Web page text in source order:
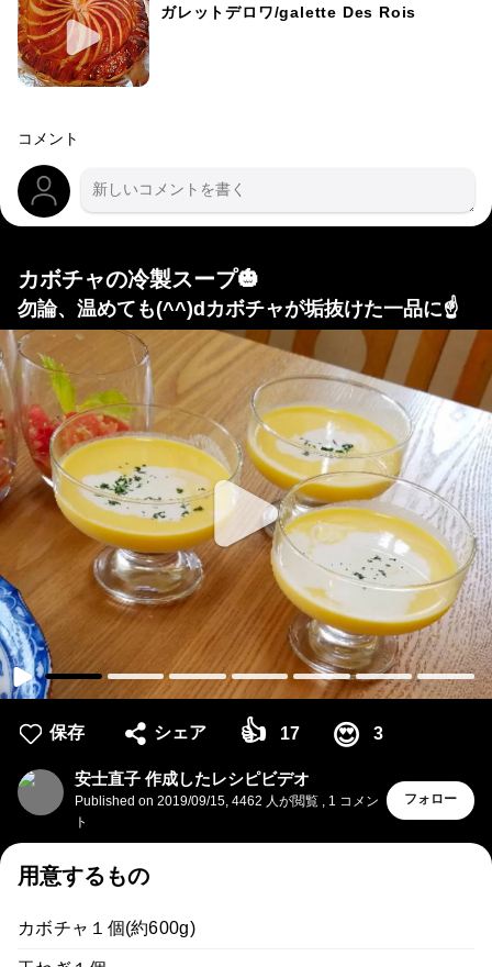
ガレットデロワ/galette Des Rois
コメント
カボチャの冷製スープ🎃
勿論、温めても(^^)dカボチャが垢抜けた一品に☝️
保存 シェア 👍 17 😍 3
安士直子 作成したレシピビデオ
Published on 2019/09/15, 4462 人が閲覧 , 1 コメン
ト
フォロー
用意するもの
カボチャ１個(約600g)